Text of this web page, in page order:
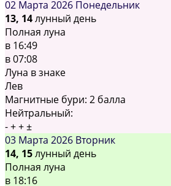
02 Марта 2026 Понедельник
13, 14лунный день
Полная луна
в 16:49
в07:08
Луна в знаке
Лев
Магнитные бури: 2 балла
Нейтральный:
-++±
03 Марта 2026 Вторник
14, 15лунный день
Полная луна
в 18:16